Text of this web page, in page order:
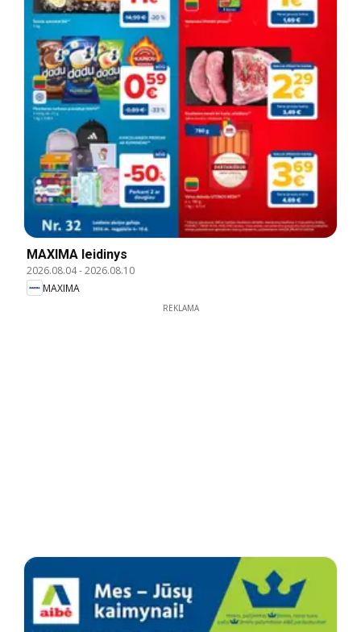
MAXIMA leidinys
2026.08.04-2026.08.10
MAXIMA
REKLAMA